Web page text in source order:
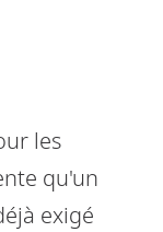
les
qu'un
exigé